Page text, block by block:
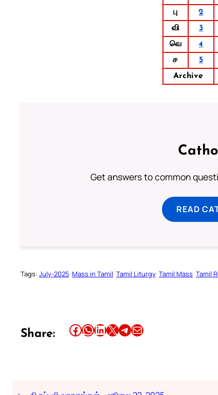
பு
2
வி
3
வெ
4
ச
5
Archive
Get answers to common
READ
Tags: July-2025 Mass in Tamil Tamil Liturgy Tamil Mass Tamil
Share: Share this article on Facebook Share this article on WhatsApp Share this article on LinkedIn Share this article on X Share this article on TelegramEmail this Article